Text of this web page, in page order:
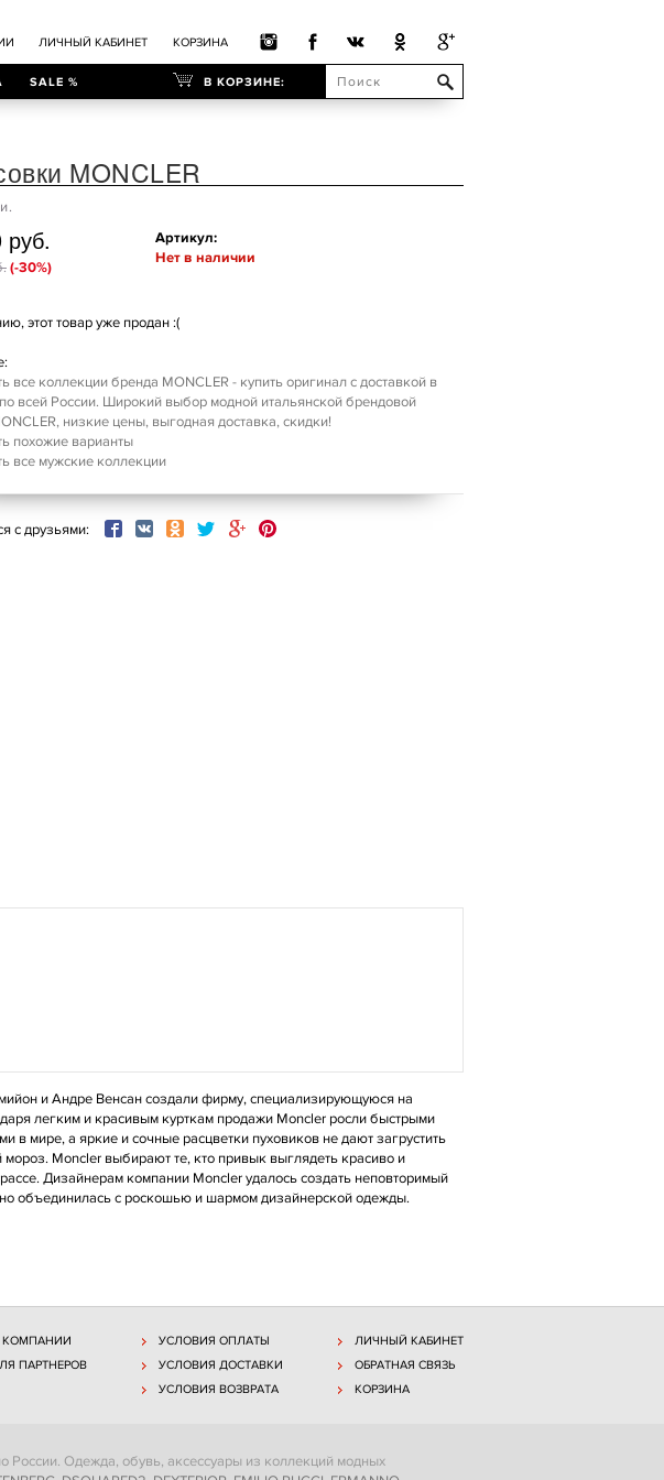
ЛИЧНЫЙ КАБИНЕТ КОРЗИНА
В КОРЗИНЕ:
SALE %
MONCLER
руб.
(-30%)
Артикул:
Нет в наличии
этот товар уже продан :(
все коллекции бренда MONCLER - купить оригинал с доставкой в
всей России. Широкий выбор модной итальянской брендовой
низкие цены, выгодная доставка, скидки!
похожие варианты
все мужские коллекции
с друзьями:
и Андре Венсан создали фирму, специализирующуюся на
легким и красивым курткам продажи Moncler росли быстрыми
в мире, а яркие и сочные расцветки пуховиков не дают загрустить
Moncler выбирают те, кто привык выглядеть красиво и
Дизайнерам компании Moncler удалось создать неповторимый
объединилась с роскошью и шармом дизайнерской одежды.
КОМПАНИИ
ПАРТНЕРОВ
УСЛОВИЯ ОПЛАТЫ
УСЛОВИЯ ДОСТАВКИ
УСЛОВИЯ ВОЗВРАТА
ЛИЧНЫЙ КАБИНЕТ
ОБРАТНАЯ СВЯЗЬ
КОРЗИНА
России. Одежда, обувь, аксессуары из коллекций модных